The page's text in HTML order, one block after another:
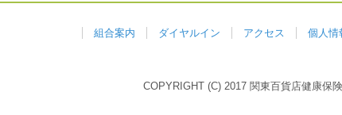
組合案内 ダイヤルイン アクセス 個人情
COPYRIGHT (C) 2017 関東百貨店健康保